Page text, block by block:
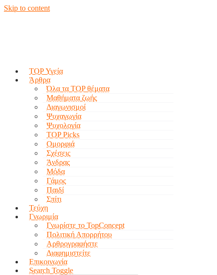
Skip to content
TOP Υγεία
Άρθρα
Όλα τα TOP θέματα
Μαθήματα ζωής
Διαγωνισμοί
Ψυχαγωγία
Ψυχολογία
TOP Picks
Ομορφιά
Σχέσεις
Άνδρας
Μόδα
Γάμος
Παιδί
Σπίτι
Τεύχη
Γνωριμία
Γνωρίστε το TopConcept
Πολιτική Απορρήτου
Αρθρογραφήστε
Διαφημιστείτε
Επικοινωνία
Search Toggle